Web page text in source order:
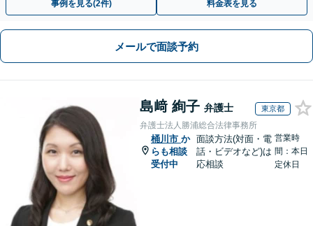
事例を見る(2件) 料金表を見る
メールで面談予約
島﨑 絢子 弁護士 東京都
弁護士法人勝浦総合法律事務所
桶川市 か
らも相談
受付中
面談方法(対面・電
話・ビデオなど)は
応相談
営業時
間：本日
定休日